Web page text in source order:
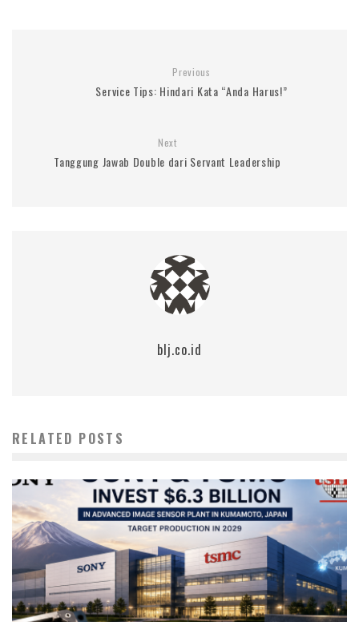
Previous
Service Tips: Hindari Kata “Anda Harus!”
Next
Tanggung Jawab Double dari Servant Leadership
blj.co.id
RELATED POSTS